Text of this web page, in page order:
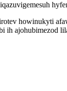
howinukyti
ih ajohubimezod